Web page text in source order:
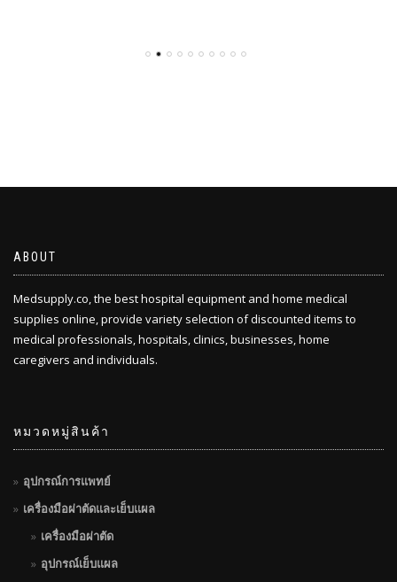
ABOUT
Medsupply.co, the best hospital equipment and home medical
supplies online, provide variety selection of discounted items to
medical professionals, hospitals, clinics, businesses, home
caregivers and individuals.
หมวดหมู่สินค้า
อุปกรณ์การแพทย์
เครื่องมือผ่าตัดและเย็บแผล
เครื่องมือผ่าตัด
อุปกรณ์เย็บแผล